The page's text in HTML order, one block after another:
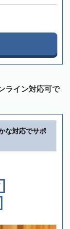
ライン対応可で
な対応でサポ